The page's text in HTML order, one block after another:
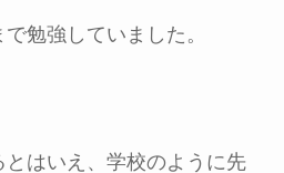
勉強していました。
とはいえ、学校のように先